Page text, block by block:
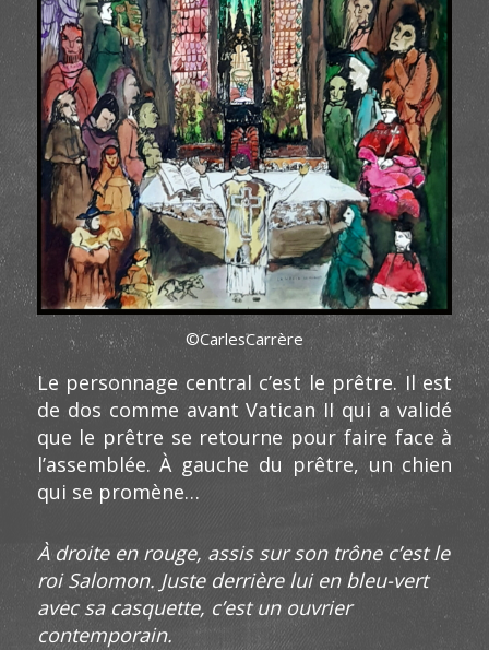
©CarlesCarrère
Le personnage central c’est le prêtre. Il est
de dos comme avant Vatican II qui a validé
que le prêtre se retourne pour faire face à
l’assemblée. À gauche du prêtre, un chien
qui se promène…
À droite en rouge, assis sur son trône c’est le
roi Salomon. Juste derrière lui en bleu-vert
avec sa casquette, c’est un ouvrier
contemporain.